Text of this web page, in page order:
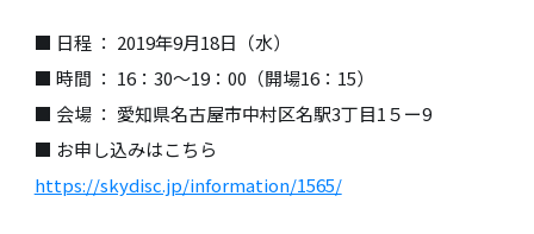
■ 日程 ： 2019年9月18日（水）
■ 時間 ： 16：30〜19：00（開場16：15）
■ 会場 ： 愛知県名古屋市中村区名駅3丁目1５ー9
■ お申し込みはこちら
https://skydisc.jp/information/1565/